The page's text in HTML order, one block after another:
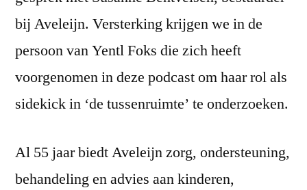
bij Aveleijn. Versterking krijgen we in de
persoon van Yentl Foks die zich heeft
voorgenomen in deze podcast om haar rol als
sidekick in ‘de tussenruimte’ te onderzoeken.
Al 55 jaar biedt Aveleijn zorg, ondersteuning,
behandeling en advies aan kinderen,